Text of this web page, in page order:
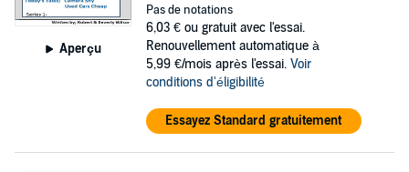
Aperçu
Pas de notations
6,03 € ou gratuit avec l'essai.
Renouvellement automatique à
5,99 €/mois après l'essai. Voir
conditions d'éligibilité
Essayez Standard gratuitement